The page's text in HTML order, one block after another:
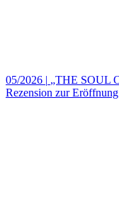
05/2026 | „THE SOUL
Rezension zur Eröffnung